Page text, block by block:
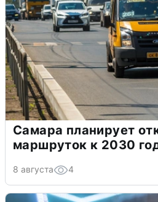
Самара планирует
маршруток к 2030
8 августа 4